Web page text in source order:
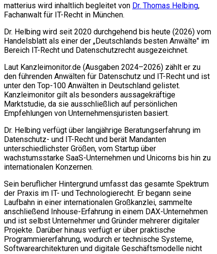
matterius wird inhaltlich begleitet von Dr. Thomas Helbing,
Fachanwalt für IT-Recht in München.
Dr. Helbing wird seit 2020 durchgehend bis heute (2026) vom
Handelsblatt als einer der „Deutschlands besten Anwälte" im
Bereich IT-Recht und Datenschutzrecht ausgezeichnet.
Laut Kanzleimonitor.de (Ausgaben 2024–2026) zählt er zu
den führenden Anwälten für Datenschutz und IT-Recht und ist
unter den Top-100 Anwälten in Deutschland gelistet.
Kanzleimonitor gilt als besonders aussagekräftige
Marktstudie, da sie ausschließlich auf persönlichen
Empfehlungen von Unternehmensjuristen basiert.
Dr. Helbing verfügt über langjährige Beratungserfahrung im
Datenschutz- und IT-Recht und berät Mandanten
unterschiedlichster Größen, vom Startup über
wachstumsstarke SaaS-Unternehmen und Unicorns bis hin zu
internationalen Konzernen.
Sein beruflicher Hintergrund umfasst das gesamte Spektrum
der Praxis im IT- und Technologierecht. Er begann seine
Laufbahn in einer internationalen Großkanzlei, sammelte
anschließend Inhouse-Erfahrung in einem DAX-Unternehmen
und ist selbst Unternehmer und Gründer mehrerer digitaler
Projekte. Darüber hinaus verfügt er über praktische
Programmiererfahrung, wodurch er technische Systeme,
Softwarearchitekturen und digitale Geschäftsmodelle nicht